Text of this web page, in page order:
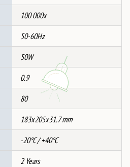
100 000x
50-60Hz
50W
0.9
80
183x205x31.7 mm
-20°C / +40°C
2 Years